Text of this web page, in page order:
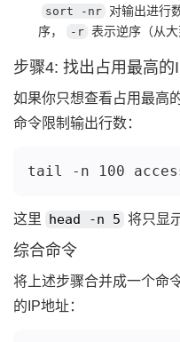
sort -nr 对输出进行
序，
-r 表示逆序（从大
步骤4: 找出占用最高的
如果你只想查看占用最高
命令限制输出行数：
tail -n 100
这里 head -n 5 将只显
综合命令
将上述步骤合并成一个命
的IP地址：